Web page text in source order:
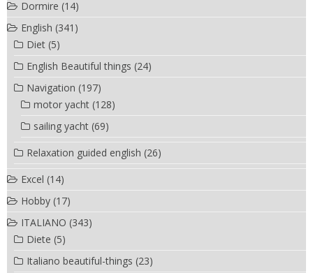
Dormire (14)
English (341)
Diet (5)
English Beautiful things (24)
Navigation (197)
motor yacht (128)
sailing yacht (69)
Relaxation guided english (26)
Excel (14)
Hobby (17)
ITALIANO (343)
Diete (5)
Italiano beautiful-things (23)